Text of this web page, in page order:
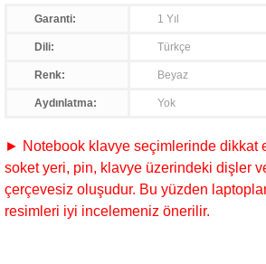
Garanti: 1 Yıl
Dili: Türkçe
Renk: Beyaz
Aydınlatma: Yok
► Notebook klavye seçimlerinde dikkat
soket yeri, pin, klavye üzerindeki dişler
çerçevesiz oluşudur. Bu yüzden
resimleri iyi incelemeniz önerilir.